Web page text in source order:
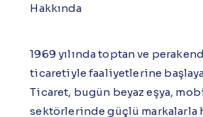
1969 yılında toptan ve
ticaretiyle faaliyetlerine
Ticaret, bugün beyaz eşya,
sektörlerinde güçlü markalarla
Hakkında